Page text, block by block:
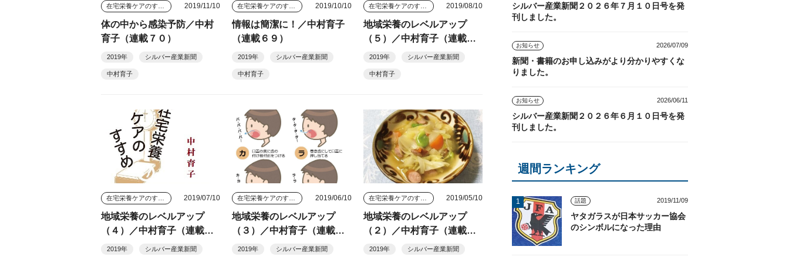
2019/11/10
体の中から感染予防／中村
育子（連載７０）
2019年 シルバー産業新聞
中村育子
2019/10/10
情報は簡潔に！／中村育子
（連載６９）
2019年 シルバー産業新聞
中村育子
在宅栄養ケアのすすめ 2019/08/10
地域栄養のレベルアップ
（５）／中村育子（連載６
７）
2019年 シルバー産業新聞
中村育子
2019/07/10
地域栄養のレベルアップ
（４）／中村育子（連載６
６）
2019年 シルバー産業新聞
2019/06/10
地域栄養のレベルアップ
（３）／中村育子（連載６
５）
2019年 シルバー産業新聞
在宅栄養ケアのすすめ 2019/05/10
地域栄養のレベルアップ
（２）／中村育子（連載６
４）
2019年 シルバー産業新聞
シルバー産業新聞２０２６年７月１０日号を発
刊しました。
お知らせ 2026/07/09
新聞・書籍のお申し込みがより分かりやすくな
りました。
お知らせ 2026/06/11
シルバー産業新聞２０２６年６月１０日号を発
刊しました。
週間ランキング
話題 2019/11/09
ヤタガラスが日本サッカー協会
のシンボルになった理由